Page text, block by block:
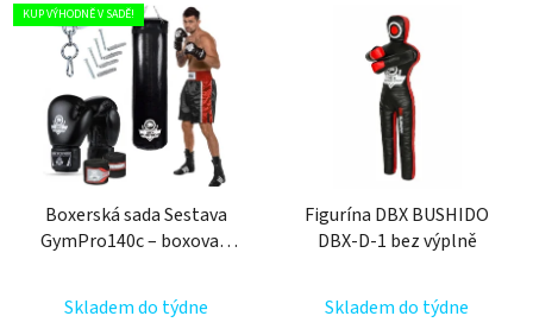
KUP VÝHODNĚ V SADĚ!
Boxerská sada Sestava
GymPro140c – boxovací
boxerské rukavice 12 oz. +
montáž + omotávka
Skladem do týdne
Figurína DBX BUSHIDO
DBX-D-1 bez výplně
Skladem do týdne